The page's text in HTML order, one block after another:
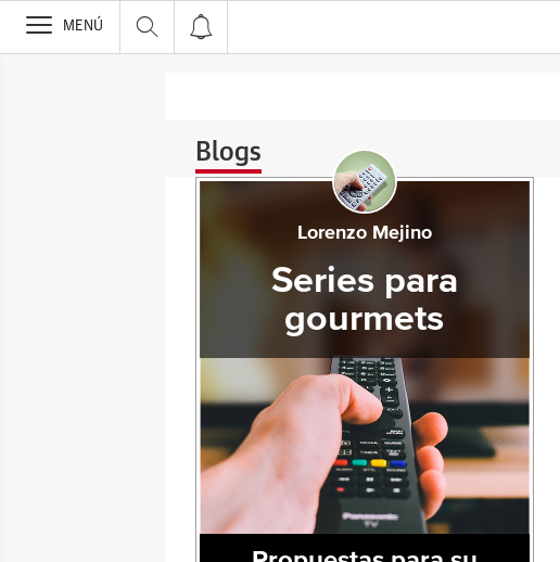
>
MENÚ
Blogs
Lorenzo Mejino
Series para
gourmets